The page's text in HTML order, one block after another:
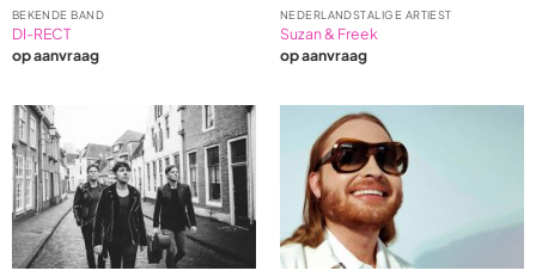
BEKENDE BAND
DI-RECT
op aanvraag
NEDERLANDSTALIGE ARTIEST
Suzan & Freek
op aanvraag